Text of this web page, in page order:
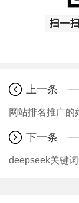
上一条
网站排名推广的
下一条
deepseek关键